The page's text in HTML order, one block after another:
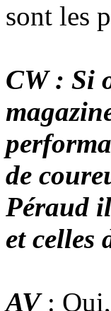
sont les
CW : Si
de
Péraud
et celles
AV: Oui,